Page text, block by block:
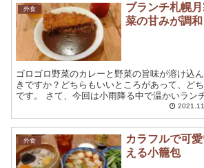
外食
ブランチ札幌
菜の甘みが調
ゴロゴロ野菜のカレーと野菜の旨味が溶け込
きですか？どちらもいいところがあって、ど
です。 さて、今回は小雨降る中で温かいラン
幌月寒にあるカレー専門店のコクドウカレー
外食
カラフルで可
える小籠包